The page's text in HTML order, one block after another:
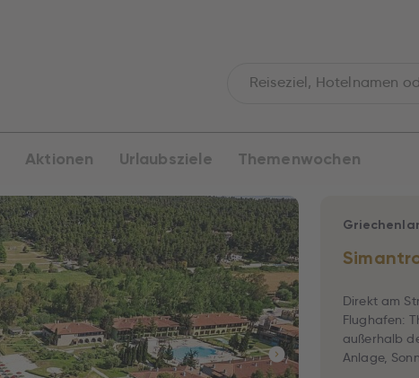
Aktionen Urlaubsziele Themenwochen
Direkt am
Flughafen:
außerhalb
Anlage,